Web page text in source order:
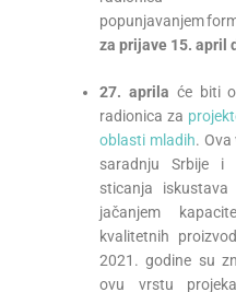
popunjavanjem
za prijave 15. april
27. aprila će biti
radionica za
oblasti mladih.
saradnju Srbije i
sticanja
jačanjem
kvalitetnih
2021. godine su
ovu vrstu